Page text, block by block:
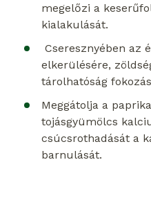
megelőzi a
kialakulását.
Cseresznyében az
elkerülésére,
tárolhatóság
Meggátolja a
tojásgyümölcs
csúcsrothadását a
barnulását.